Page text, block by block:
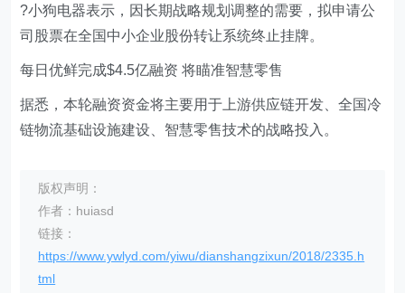
?小狗电器表示，因长期战略规划调整的需要，拟申请公
司股票在全国中小企业股份转让系统终止挂牌。
每日优鲜完成$4.5亿融资 将瞄准智慧零售
据悉，本轮融资资金将主要用于上游供应链开发、全国冷
链物流基础设施建设、智慧零售技术的战略投入。
版权声明：
作者：huiasd
链接：
https://www.ywlyd.com/yiwu/dianshangzixun/2018/2335.h
tml